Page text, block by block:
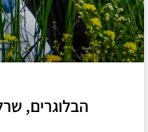
הבלוגרים,